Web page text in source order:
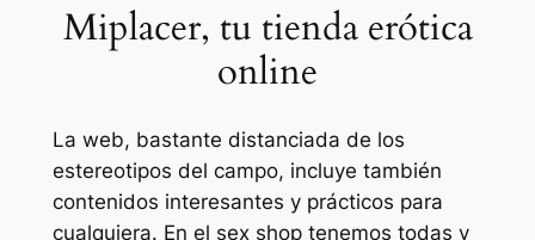
Miplacer, tu tienda erótica
online
La web, bastante distanciada de los
estereotipos del campo, incluye también
contenidos interesantes y prácticos para
cualquiera. En el sex shop tenemos todas y